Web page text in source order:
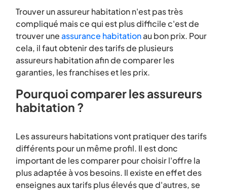
Trouver un assureur habitation n'est pas très
compliqué mais ce qui est plus difficile c'est de
trouver uneassurance habitationau bon prix. Pour
cela, il faut obtenir des tarifs de plusieurs
assureurs habitation afin de comparer les
garanties, les franchises et les prix.
Pourquoi comparer les assureurs
habitation ?
Les assureurs habitations vont pratiquer des tarifs
différents pour un même profil. Il est donc
important de les comparer pour choisir l'offre la
plus adaptée à vos besoins. Il existe en effet des
enseignes aux tarifs plus élevés que d'autres, se